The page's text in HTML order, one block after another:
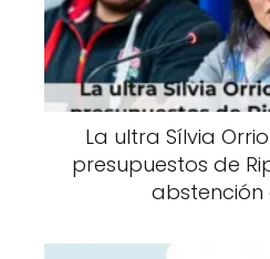
La ultra Sílvia
presupuestos de
abstención